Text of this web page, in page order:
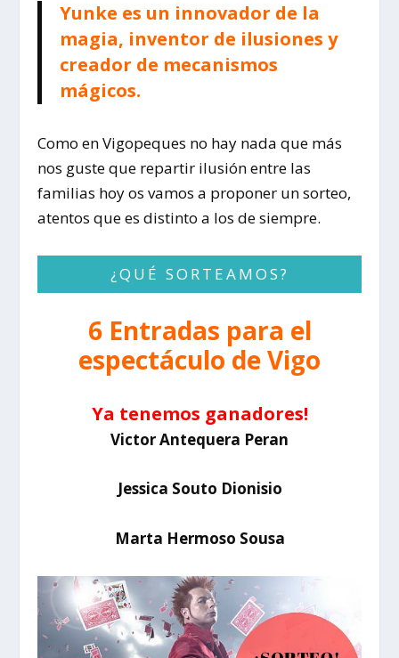
Yunke es un innovador de la
magia, inventor de ilusiones y
creador de mecanismos
mágicos.
Como en Vigopeques no hay nada que más
nos guste que repartir ilusión entre las
familias hoy os vamos a proponer un sorteo,
atentos que es distinto a los de siempre.
¿QUÉ SORTEAMOS?
6 Entradas para el
espectáculo de Vigo
Ya tenemos ganadores!
Victor Antequera Peran
Jessica Souto Dionisio
Marta Hermoso Sousa